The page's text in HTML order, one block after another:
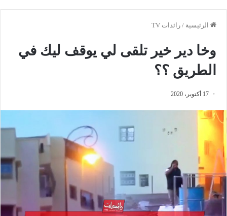
الرئيسية / رائدات TV
وخا دير خير تلقى لي يوقف ليك في
الطريق ؟؟
17 أكتوبر، 2020